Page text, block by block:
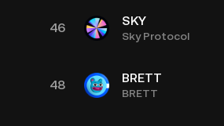
46 SKY
Sky Protocol
48 BRETT
BRETT